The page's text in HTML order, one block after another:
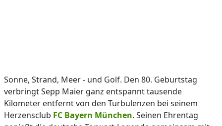
Sonne, Strand, Meer - und Golf. Den 80. Geburtstag
verbringt Sepp Maier ganz entspannt tausende
Kilometer entfernt von den Turbulenzen bei seinem
Herzensclub FC Bayern München. Seinen Ehrentag